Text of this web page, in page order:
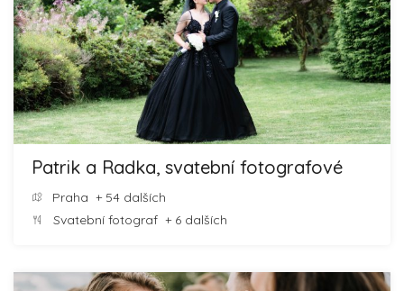
Patrik a Radka, svatební fotografové
Praha + 54 dalších
Svatební fotograf + 6 dalších